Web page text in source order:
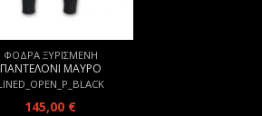
ΦΟΔΡΑ ΞΥΡΙΣΜΕΝΗ
ΠΑΝΤΕΛΟΝΙ ΜΑΥΡΟ
145,00 €